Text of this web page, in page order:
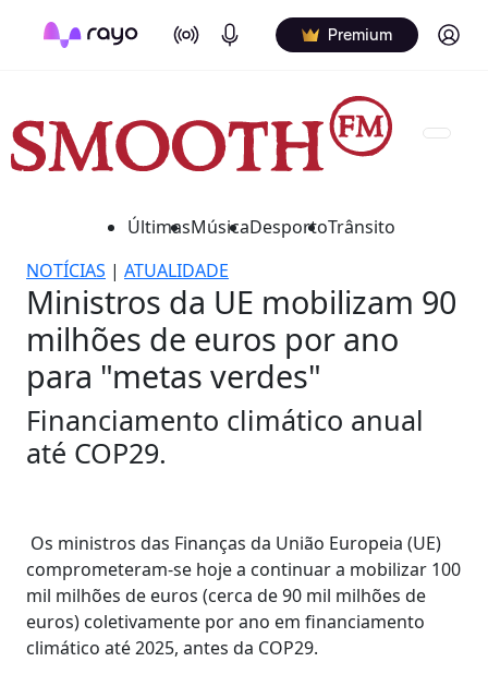
On Air Podcasts Premium Log in
ÚltimasMúsicaDesportoTrânsito
NOTÍCIAS | ATUALIDADE
Ministros da UE mobilizam 90
milhões de euros por ano
para "metas verdes"
Financiamento climático anual
até COP29.
Os ministros das Finanças da União Europeia (UE)
comprometeram-se hoje a continuar a mobilizar 100
mil milhões de euros (cerca de 90 mil milhões de
euros) coletivamente por ano em financiamento
climático até 2025, antes da COP29.